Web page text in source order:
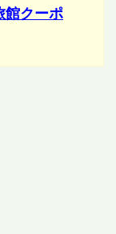
クーポ